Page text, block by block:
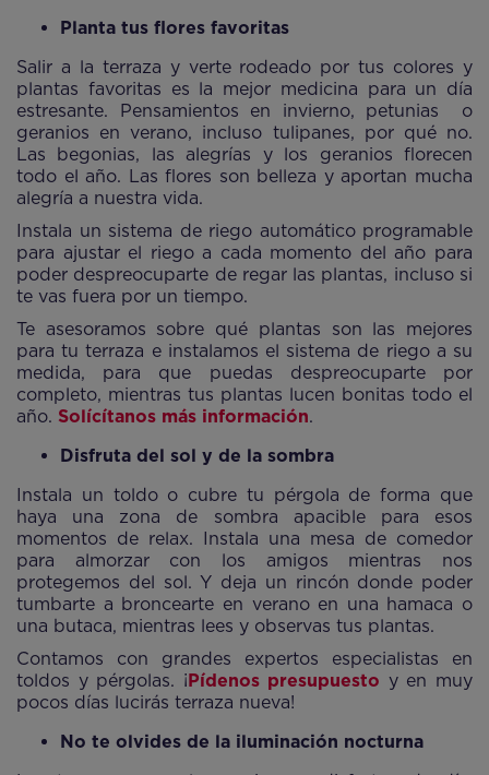
Planta tus flores favoritas
Salir a la terraza y verte rodeado por tus colores y
plantas favoritas es la mejor medicina para un día
estresante. Pensamientos en invierno, petunias o
geranios en verano, incluso tulipanes, por qué no.
Las begonias, las alegrías y los geranios florecen
todo el año. Las flores son belleza y aportan mucha
alegría a nuestra vida.
Instala un sistema de riego automático programable
para ajustar el riego a cada momento del año para
poder despreocuparte de regar las plantas, incluso si
te vas fuera por un tiempo.
Te asesoramos sobre qué plantas son las mejores
para tu terraza e instalamos el sistema de riego a su
medida, para que puedas despreocuparte por
completo, mientras tus plantas lucen bonitas todo el
año. Solícítanos más información.
Disfruta del sol y de la sombra
Instala un toldo o cubre tu pérgola de forma que
haya una zona de sombra apacible para esos
momentos de relax. Instala una mesa de comedor
para almorzar con los amigos mientras nos
protegemos del sol. Y deja un rincón donde poder
tumbarte a broncearte en verano en una hamaca o
una butaca, mientras lees y observas tus plantas.
Contamos con grandes expertos especialistas en
toldos y pérgolas. ¡Pídenos presupuesto y en muy
pocos días lucirás terraza nueva!
No te olvides de la iluminación nocturna